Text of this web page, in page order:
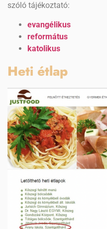
szóló tájékoztató:
evangélikus
református
katolikus
Heti étlap